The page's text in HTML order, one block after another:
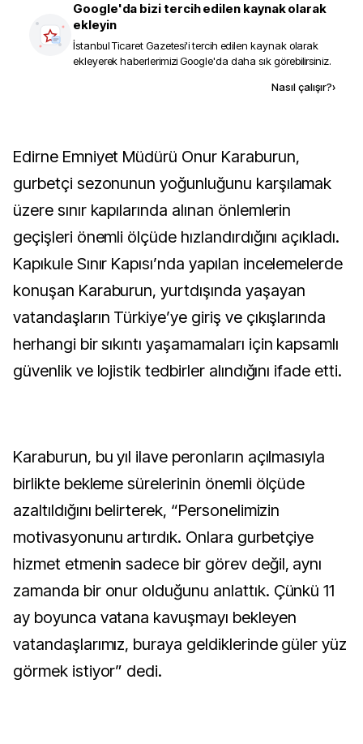
Google'da bizi tercih edilen kaynak olarak
ekleyin
İstanbul Ticaret Gazetesi'i tercih edilen kaynak olarak
ekleyerek haberlerimizi Google'da daha sık görebilirsiniz.
Nasıl çalışır?›
Edirne Emniyet Müdürü Onur Karaburun,
gurbetçi sezonunun yoğunluğunu karşılamak
üzere sınır kapılarında alınan önlemlerin
geçişleri önemli ölçüde hızlandırdığını açıkladı.
Kapıkule Sınır Kapısı’nda yapılan incelemelerde
konuşan Karaburun, yurtdışında yaşayan
vatandaşların Türkiye’ye giriş ve çıkışlarında
herhangi bir sıkıntı yaşamamaları için kapsamlı
güvenlik ve lojistik tedbirler alındığını ifade etti.
Karaburun, bu yıl ilave peronların açılmasıyla
birlikte bekleme sürelerinin önemli ölçüde
azaltıldığını belirterek, “Personelimizin
motivasyonunu artırdık. Onlara gurbetçiye
hizmet etmenin sadece bir görev değil, aynı
zamanda bir onur olduğunu anlattık. Çünkü 11
ay boyunca vatana kavuşmayı bekleyen
vatandaşlarımız, buraya geldiklerinde güler yüz
görmek istiyor” dedi.